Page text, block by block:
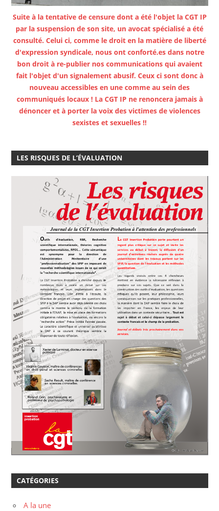
Suite à la tentative de censure dont a été l'objet la CGT IP
par la suspension de son site, un avocat spécialisé a été
consulté. Celui ci, comme le droit en la matière de liberté
d'expression syndicale, nous ont conforté.es dans notre
bon droit à re-publier nos communications qui avaient
fait l'objet d'un signalement abusif. Ceux ci sont donc à
nouveau accessibles en une comme au sein des
communiqués locaux ! La CGT IP ne renoncera jamais à
dénoncer et à porter la voix des victimes de violences
sexistes et sexuelles !!
LES RISQUES DE L’ÉVALUATION
CATÉGORIES
A la une